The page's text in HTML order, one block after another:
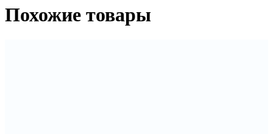
7.2K
Похожие товары